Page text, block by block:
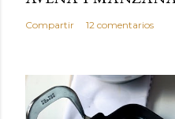
Compartir 12 comentarios